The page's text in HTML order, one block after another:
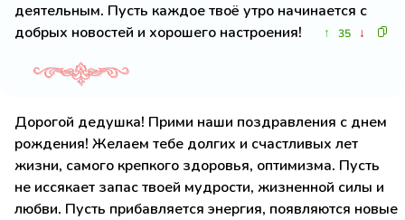
деятельным. Пусть каждое твоё утро начинается с
добрых новостей и хорошего настроения!
↑ 35 ↓
Дорогой дедушка! Прими наши поздравления с днем
рождения! Желаем тебе долгих и счастливых лет
жизни, самого крепкого здоровья, оптимизма. Пусть
не иссякает запас твоей мудрости, жизненной силы и
любви. Пусть прибавляется энергия, появляются новые